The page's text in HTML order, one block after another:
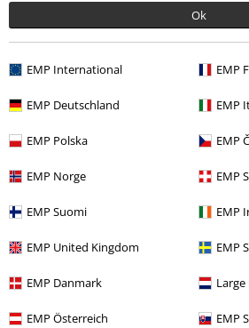
Ok
EMP International EMP
EMP Deutschland EMP
EMP Polska EMP
EMP Norge EMP
EMP Suomi EMP
EMP United Kingdom EMP
EMP Danmark
EMP Österreich EMP
Mehr Kategorien. Mehr
Sale % OUTLET Accessoires
Sale % Filme & Serien
Sale % OUTLET
Sale % Accessoires
Greif einen 15%* Gutschein ab, wenn du
jetzt anmeldest!